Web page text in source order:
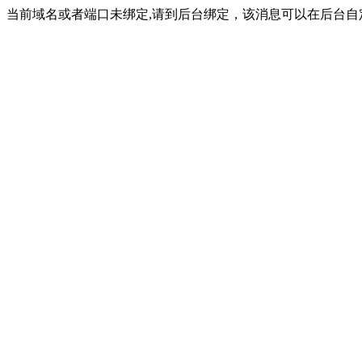
当前域名或者端口未绑定,请到后台绑定，该消息可以在后台自